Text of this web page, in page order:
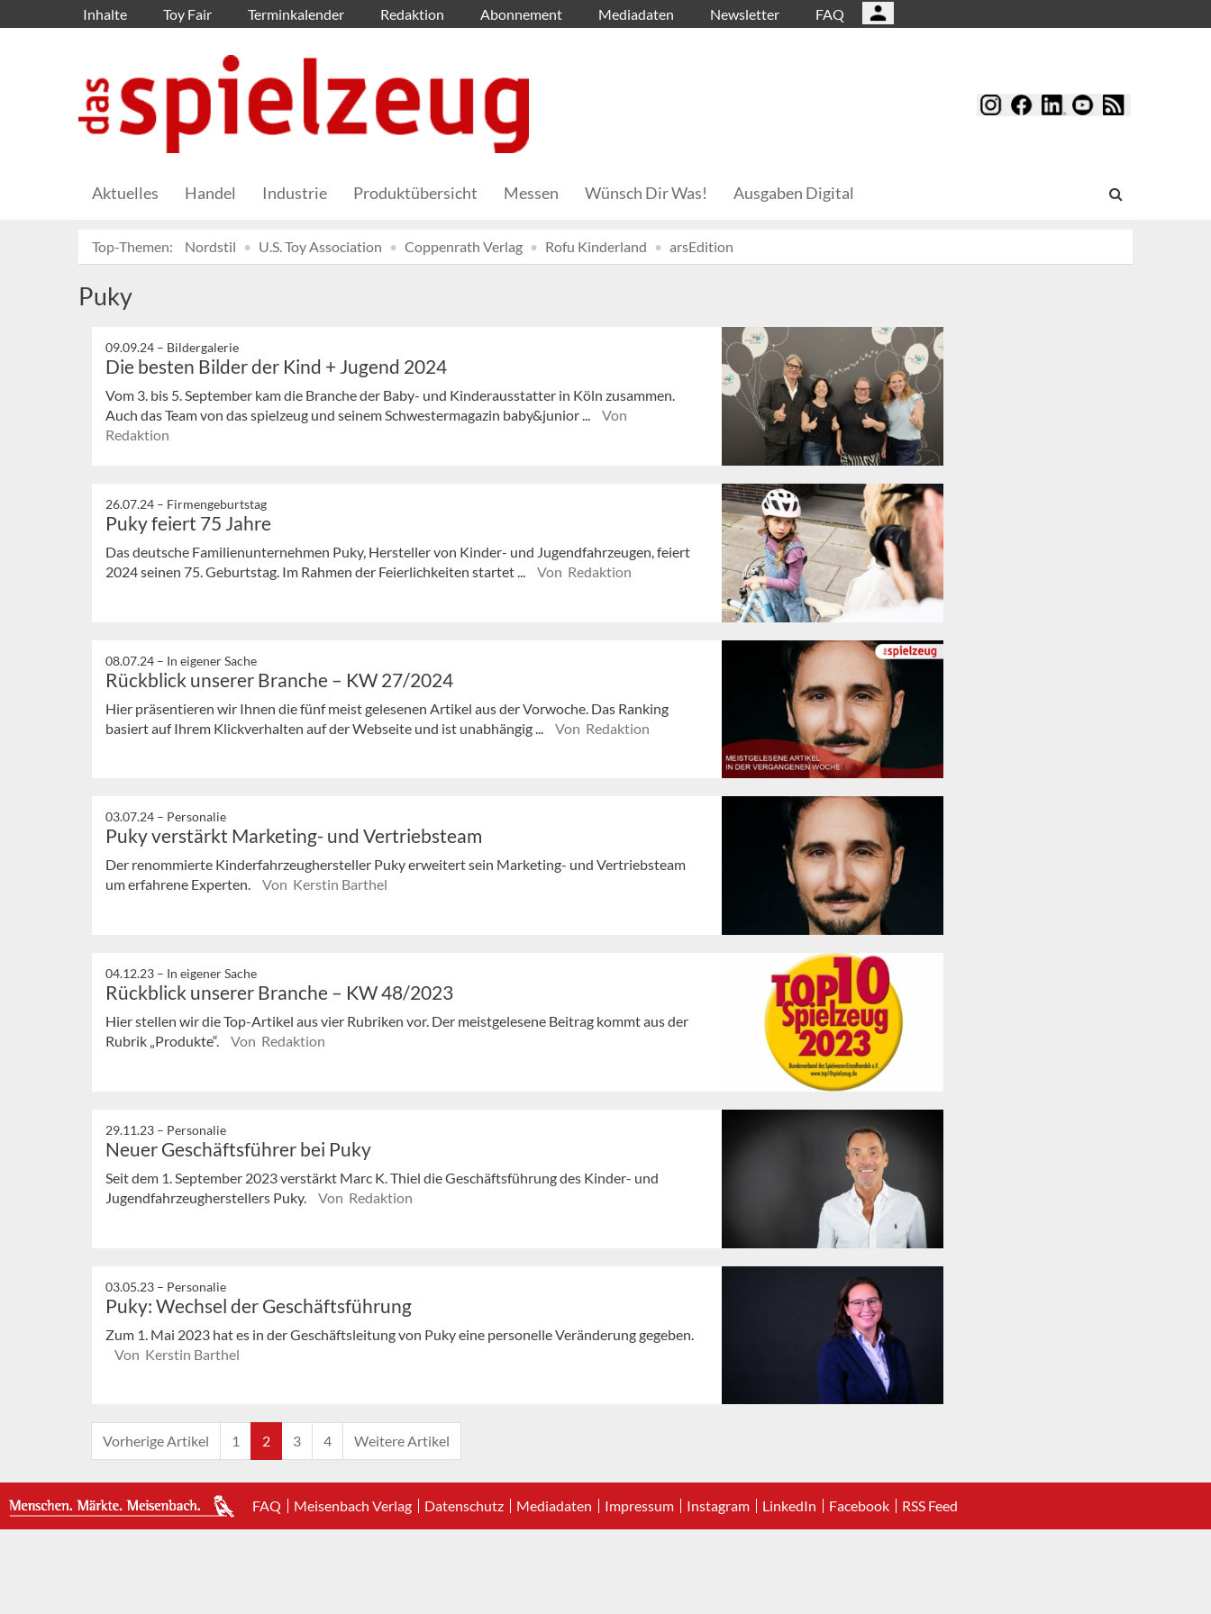
Inhalte Toy Fair Terminkalender Redaktion Abonnement Mediadaten Newsletter FAQ
Aktuelles Handel Industrie Produktübersicht Messen Wünsch Dir Was! Ausgaben Digital
Top-Themen: Nordstil U.S. Toy Association Coppenrath Verlag Rofu Kinderland arsEdition
Puky
09.09.24 – Bildergalerie
Die besten Bilder der Kind + Jugend 2024
Vom 3. bis 5. September kam die Branche der Baby- und Kinderausstatter in Köln zusammen.
Auch das Team von das spielzeug und seinem Schwestermagazin baby&junior ...
Von
Redaktion
26.07.24 – Firmengeburtstag
Puky feiert 75 Jahre
Das deutsche Familienunternehmen Puky, Hersteller von Kinder- und Jugendfahrzeugen, feiert
2024 seinen 75. Geburtstag. Im Rahmen der Feierlichkeiten startet ...
Von Redaktion
08.07.24 – In eigener Sache
Rückblick unserer Branche – KW 27/2024
Hier präsentieren wir Ihnen die fünf meist gelesenen Artikel aus der Vorwoche. Das Ranking
basiert auf Ihrem Klickverhalten auf der Webseite und ist unabhängig ...
Von Redaktion
03.07.24 – Personalie
Puky verstärkt Marketing- und Vertriebsteam
Der renommierte Kinderfahrzeughersteller Puky erweitert sein Marketing- und Vertriebsteam
um erfahrene Experten.
Von Kerstin Barthel
04.12.23 – In eigener Sache
Rückblick unserer Branche – KW 48/2023
Hier stellen wir die Top-Artikel aus vier Rubriken vor. Der meistgelesene Beitrag kommt aus der
Rubrik „Produkte“.
Von Redaktion
29.11.23 – Personalie
Neuer Geschäftsführer bei Puky
Seit dem 1. September 2023 verstärkt Marc K. Thiel die Geschäftsführung des Kinder- und
Jugendfahrzeugherstellers Puky.
Von Redaktion
03.05.23 – Personalie
Puky: Wechsel der Geschäftsführung
Zum 1. Mai 2023 hat es in der Geschäftsleitung von Puky eine personelle Veränderung gegeben.
Von Kerstin Barthel
Vorherige Artikel 1 2 3 4 Weitere Artikel
FAQ Meisenbach Verlag Datenschutz Mediadaten Impressum Instagram LinkedIn Facebook RSS Feed